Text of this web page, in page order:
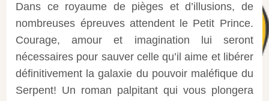
Dans ce royaume de pièges et d’illusions, de
nombreuses épreuves attendent le Petit Prince.
Courage, amour et imagination lui seront
nécessaires pour sauver celle qu’il aime et libérer
définitivement la galaxie du pouvoir maléfique du
Serpent! Un roman palpitant qui vous plongera